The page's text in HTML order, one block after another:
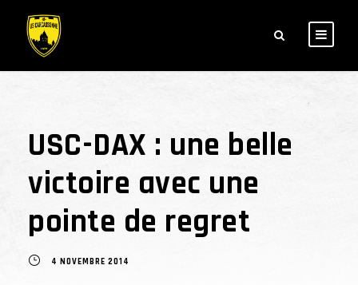
USC-DAX : une belle
victoire avec une
pointe de regret
4 NOVEMBRE 2014